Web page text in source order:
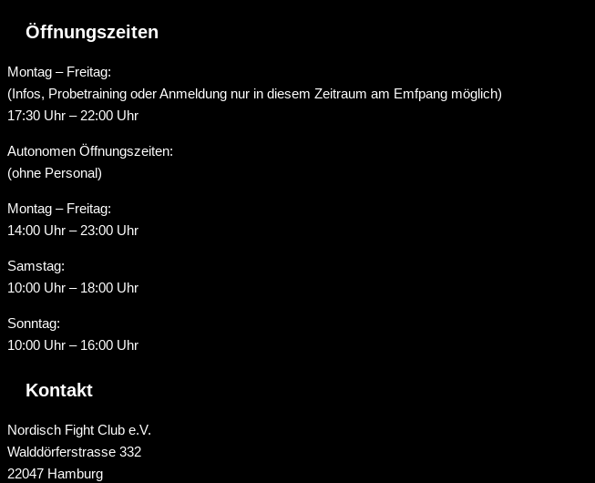
Öffnungszeiten
Montag – Freitag:
(Infos, Probetraining oder Anmeldung nur in diesem Zeitraum am Emfpang möglich)
17:30 Uhr – 22:00 Uhr
Autonomen Öffnungszeiten:
(ohne Personal)
Montag – Freitag:
14:00 Uhr – 23:00 Uhr
Samstag:
10:00 Uhr – 18:00 Uhr
Sonntag:
10:00 Uhr – 16:00 Uhr
Kontakt
Nordisch Fight Club e.V.
Walddörferstrasse 332
22047 Hamburg